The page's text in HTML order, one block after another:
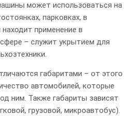
может использоваться на
парковках, в
применение в
– служит укрытием для
габаритами – от этого
автомобилей, которые
ним. Также габариты зависят
грузовой, микроавтобус).